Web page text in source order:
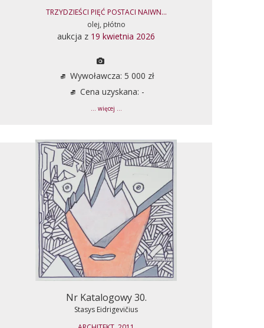
TRZYDZIEŚCI PIĘĆ POSTACI NAIWN...
olej, płótno
aukcja z 19 kwietnia 2026
Wywoławcza: 5 000 zł
Cena uzyskana: -
... więcej ...
Nr Katalogowy 30.
Stasys Eidrigevičius